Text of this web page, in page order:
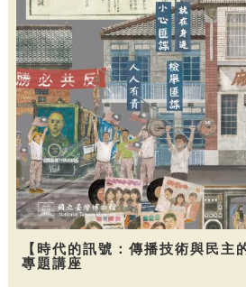
【時代的訊號：傳播技術與民主
專題講座